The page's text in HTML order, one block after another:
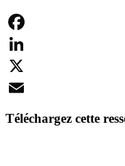
Facebook
LinkedIn
X
Téléchargez cette